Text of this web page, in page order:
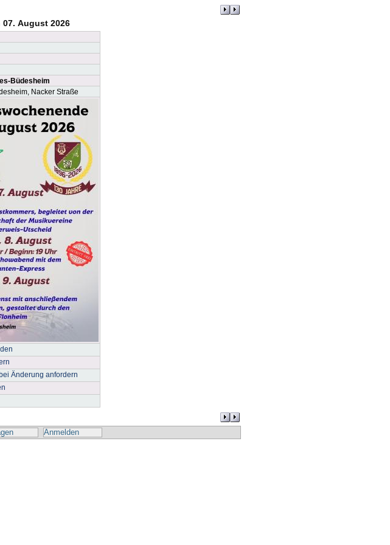
August 2026
Büdesheim
Nacker Straße
Änderung anfordern
Anmelden